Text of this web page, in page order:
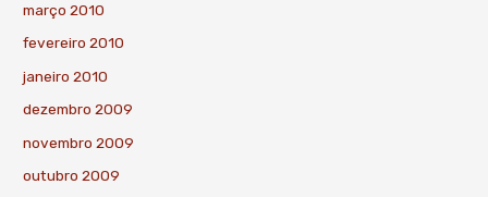
março 2010
fevereiro 2010
janeiro 2010
dezembro 2009
novembro 2009
outubro 2009